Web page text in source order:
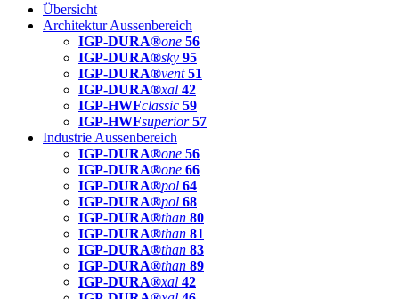
Übersicht
Architektur Aussenbereich
IGP-DURA®one 56
IGP-DURA®sky 95
IGP-DURA®vent 51
IGP-DURA®xal 42
IGP-HWFclassic 59
IGP-HWFsuperior 57
Industrie Aussenbereich
IGP-DURA®one 56
IGP-DURA®one 66
IGP-DURA®pol 64
IGP-DURA®pol 68
IGP-DURA®than 80
IGP-DURA®than 81
IGP-DURA®than 83
IGP-DURA®than 89
IGP-DURA®xal 42